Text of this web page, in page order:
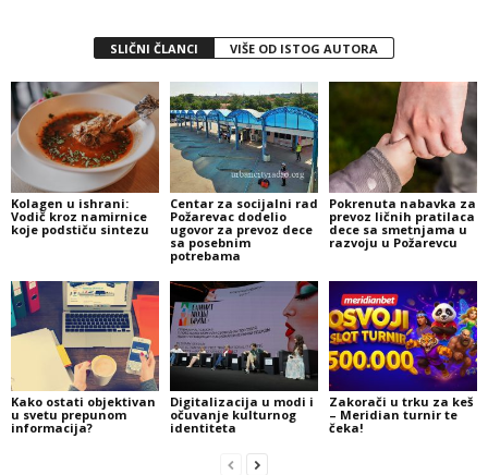
SLIČNI ČLANCI VIŠE OD ISTOG AUTORA
Kolagen u ishrani:
Vodič kroz namirnice
koje podstiču sintezu
Centar za socijalni rad
Požarevac dodelio
ugovor za prevoz dece
sa posebnim
potrebama
Pokrenuta nabavka za
prevoz ličnih pratilaca
dece sa smetnjama u
razvoju u Požarevcu
Kako ostati objektivan
u svetu prepunom
informacija?
Digitalizacija u modi i
očuvanje kulturnog
identiteta
Zakorači u trku za keš
– Meridian turnir te
čeka!